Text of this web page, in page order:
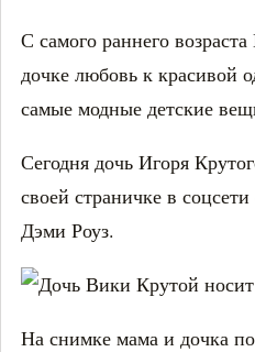
С самого раннего
дочке любовь к красивой
самые модные детские
Сегодня дочь Игоря
своей страничке в
Дэми Роуз.
На снимке мама и дочка